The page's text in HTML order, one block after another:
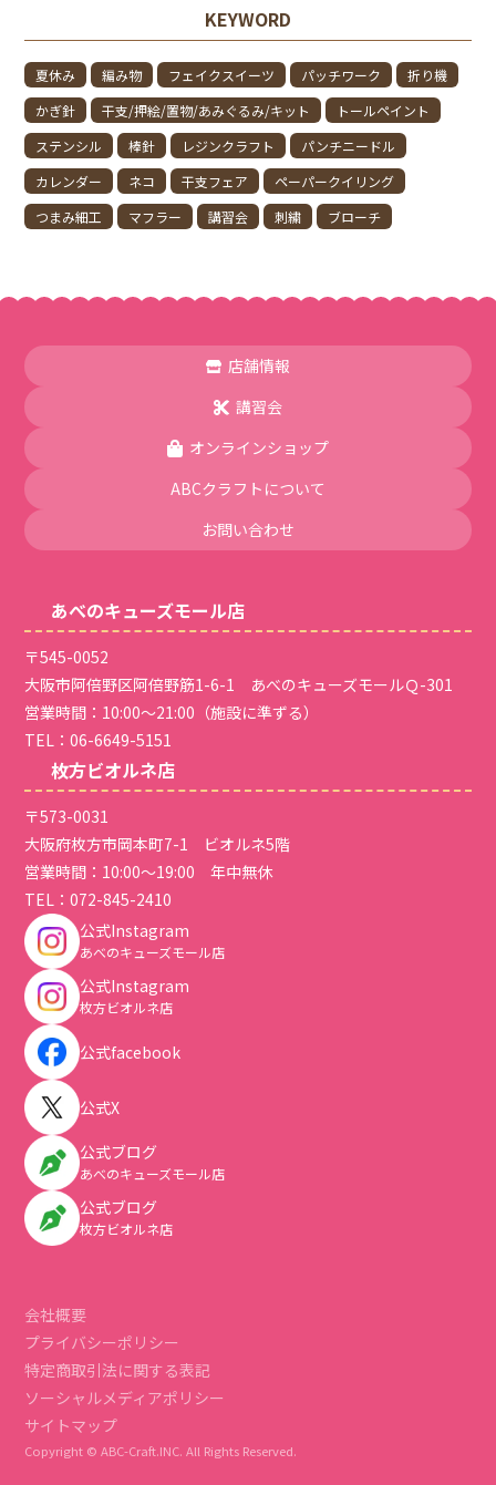
KEYWORD
夏休み 編み物 フェイクスイーツ パッチワーク
折り機
かぎ針
干支/押絵/置物/あみぐるみ/キット
トールペイント
ステンシル
棒針 レジンクラフト
パンチニードル
カレンダー
ネコ 干支フェア
ペーパークイリング
つまみ細工
マフラー 講習会 刺繍 ブローチ
店舗情報
講習会
オンラインショップ
ABCクラフトについて
お問い合わせ
あべのキューズモール店
〒545-0052
大阪市阿倍野区阿倍野筋1-6-1 あべのキューズモールＱ-301
営業時間：10:00～21:00（施設に準ずる）
TEL：06-6649-5151
枚方ビオルネ店
〒573-0031
大阪府枚方市岡本町7-1 ビオルネ5階
営業時間：10:00～19:00 年中無休
TEL：072-845-2410
公式Instagram
あべのキューズモール店
公式Instagram
枚方ビオルネ店
公式facebook
公式X
公式ブログ
あべのキューズモール店
公式ブログ
枚方ビオルネ店
Copyright © ABC-Craft.INC. All Rights Reserved.
会社概要
プライバシーポリシー
特定商取引法に関する表記
ソーシャルメディアポリシー
サイトマップ